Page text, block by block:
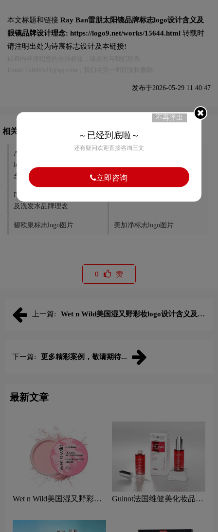
本文标题和链接 Ray Ban雷朋太阳镜品牌标志logo设计含义及
眼镜品牌设计理念: https://logo9.net/works/15644.html 转载时
请注明出处为诗宸标志设计及本链接!
发布于2026-05-29 11:40:47
相关文章推荐
Aveeno美国强生艾惟诺护肤品
logo设计含义及化妆品品牌理
念
Palette德国护发logo设计含义
及洗发水品牌理念
碧欧泉标志logo图片 美加净标志logo图片
0 赞
上一篇:
Wet n Wild美国湿又野彩妆logo设计含义及口
下一篇: 更多精彩案例，敬请期待...
最新文章
Wet n Wild美国湿又野彩妆
念
Guinot法国维健美化妆品
不再弹出
～已经到底啦～
还有疑问欢迎直接咨询三文
立即咨询